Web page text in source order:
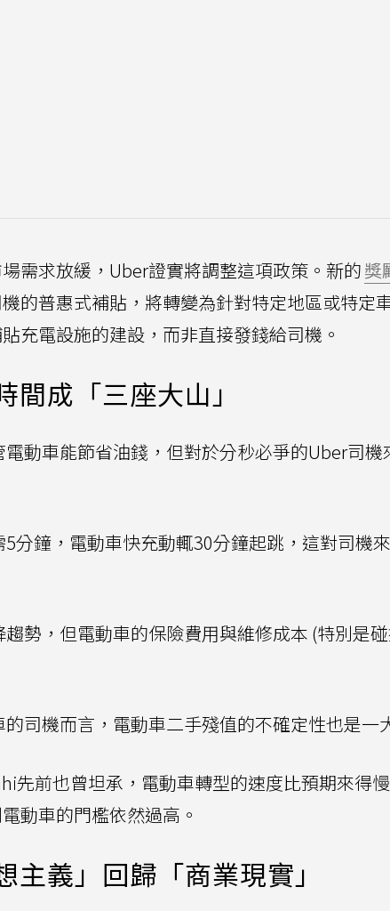
需求放緩，Uber證實將調整這項政策。新的獎
的普惠式補貼，將轉變為針對特定地區或特定
充電設施的建設，而非直接發錢給司機。
成「三座大山」
動車能節省油錢，但對於分秒必爭的Uber司機
分鐘，電動車快充動輒30分鐘起跳，這對司機
勢，但電動車的保險費用與維修成本 (特別是
司機而言，電動車二手殘值的不確定性也是一
先前也曾坦承，電動車轉型的速度比預期來得
動車的門檻依然過高。
義」回歸「商業現實」